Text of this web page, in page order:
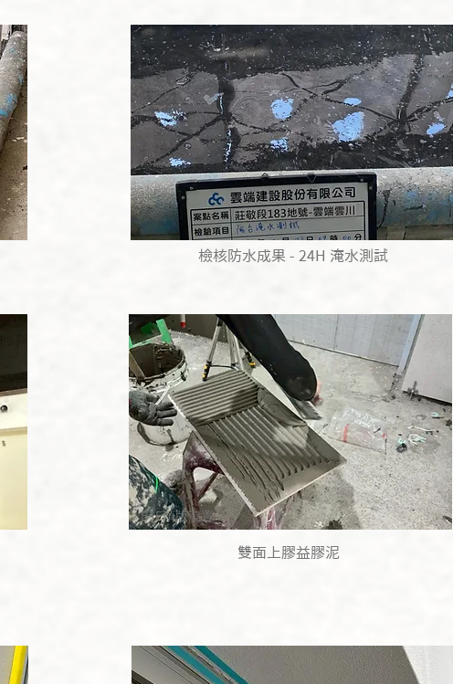
檢核防水成果 - 24H 淹水測試
B1F頂版澆置
雙面上膠益膠泥